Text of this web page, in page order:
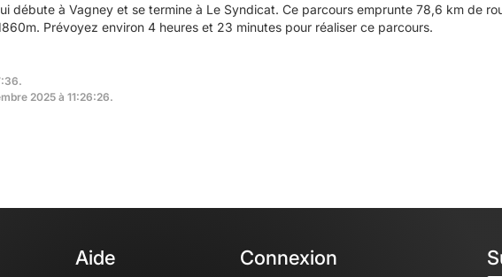
débute à Vagney et se termine à Le Syndicat. Ce parcours emprunte 78,6 km de
Prévoyez environ 4 heures et 23 minutes pour réaliser ce parcours.
2025 à 11:26:26.
Aide Connexion